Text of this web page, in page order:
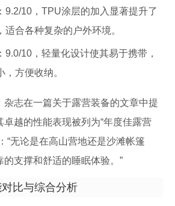
：9.2/10，TPU涂层的加入显著提升了
适合各种复杂的户外环境。
：9.0/10，轻量化设计使其易于携带，
，方便收纳。
杂志在一篇关于露营装备的文章中提
越的性能表现被列为“年度佳露营
“无论是在高山营地还是沙滩帐篷
的支撑和舒适的睡眠体验。”
比与综合分析